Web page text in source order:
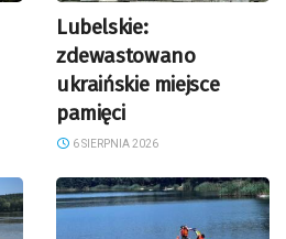
Lubelskie:
zdewastowano
ukraińskie miejsce
pamięci
6 SIERPNIA 2026